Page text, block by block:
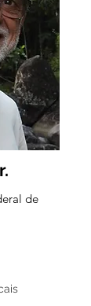
de